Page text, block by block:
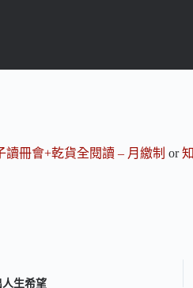
冊會+乾貨全閱讀 – 月繳制 or
人生希望